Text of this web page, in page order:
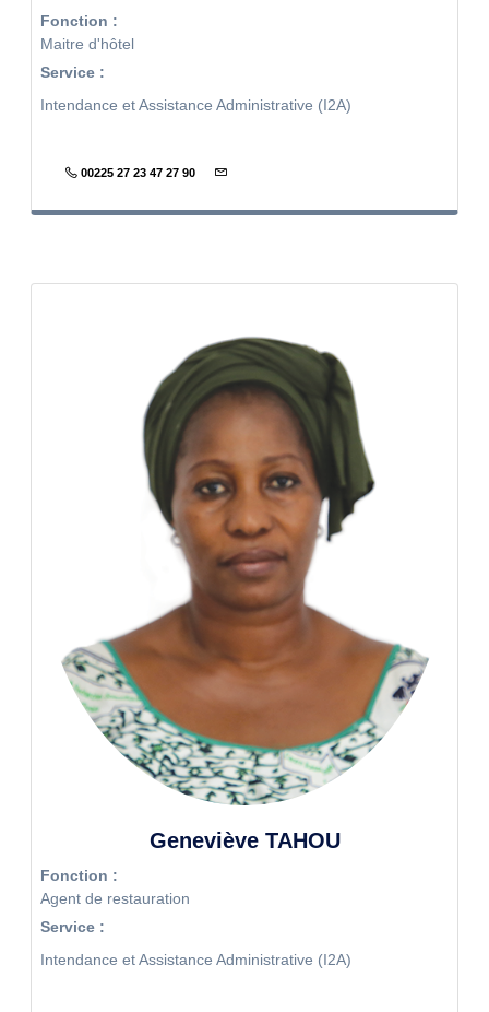
Fonction :
Maitre d'hôtel
Service :
Intendance et Assistance Administrative (I2A)
00225 27 23 47 27 90
Geneviève TAHOU
Fonction :
Agent de restauration
Service :
Intendance et Assistance Administrative (I2A)